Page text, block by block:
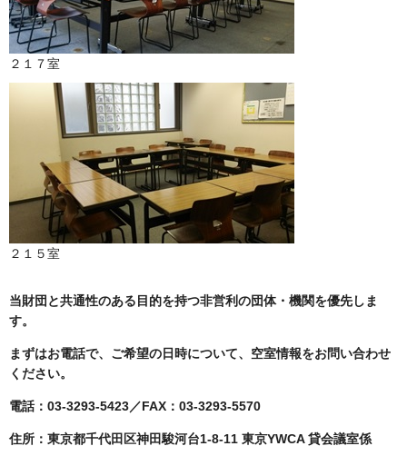
２１７室
２１５室
当財団と共通性のある目的を持つ非営利の団体・機関を優先しま
す。
まずはお電話で、 ご希望の日時について、空室情報をお問い合わせ
ください。
電話：03-3293-5423／FAX：03-3293-5570
住所：東京都千代田区神田駿河台1-8-11 東京YWCA 貸会議室係